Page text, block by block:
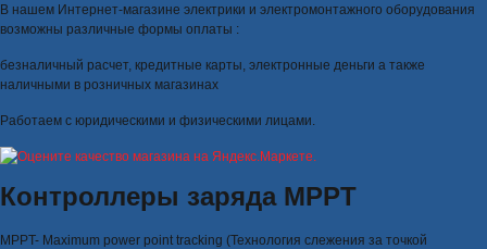
В нашем Интернет-магазине электрики и электромонтажного оборудования
возможны различные формы оплаты :
безналичный расчет, кредитные карты, электронные деньги а также
наличными в розничных магазинах
Работаем с юридическими и физическими лицами.
Контроллеры заряда MPPT
MPPT- Maximum power point tracking (Технология слежения за точкой